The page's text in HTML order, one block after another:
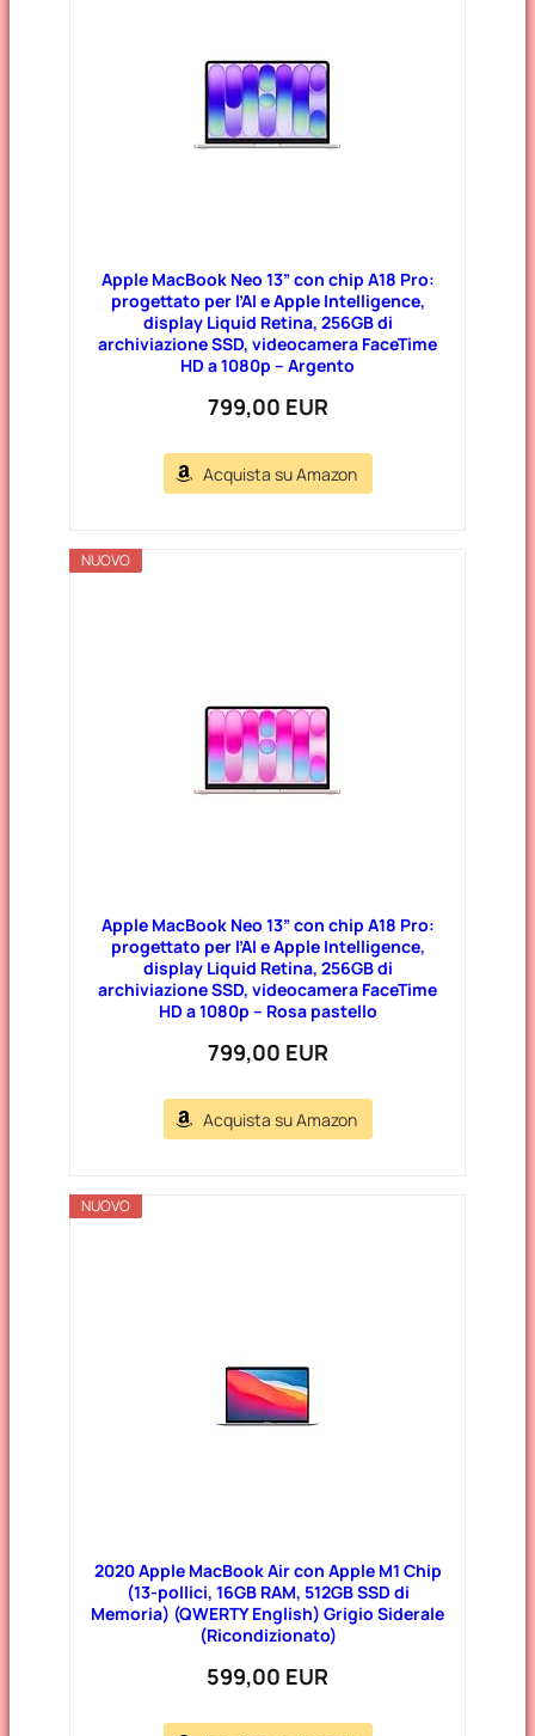
Apple MacBook Neo 13” con chip A18 Pro:
progettato per l’AI e Apple Intelligence,
display Liquid Retina, 256GB di
archiviazione SSD, videocamera FaceTime
HD a 1080p – Argento
799,00 EUR
Acquista su Amazon
NUOVO
Apple MacBook Neo 13” con chip A18 Pro:
progettato per l’AI e Apple Intelligence,
display Liquid Retina, 256GB di
archiviazione SSD, videocamera FaceTime
HD a 1080p – Rosa pastello
799,00 EUR
Acquista su Amazon
NUOVO
2020 Apple MacBook Air con Apple M1 Chip
(13-pollici, 16GB RAM, 512GB SSD di
Memoria) (QWERTY English) Grigio Siderale
(Ricondizionato)
599,00 EUR